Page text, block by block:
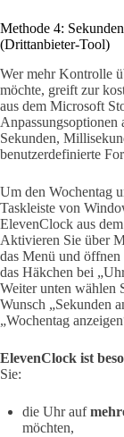
Methode 4:
(Drittanbieter-Tool)
Wer mehr Kontrolle
möchte, greift zur
aus dem Microsoft
Sekunden,
benutzerdefinierte
Um den Wochentag
Taskleiste von
ElevenClock aus
Aktivieren Sie über
das Menü und
das Häkchen bei
Weiter unten wählen
Wunsch „Sekunden
„Wochentag
ElevenClock ist
Sie:
die Uhr auf
möchten,